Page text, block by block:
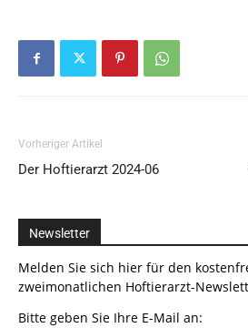
Vorheriger Artikel
Der Hoftierarzt 2024-06
Newsletter
Melden Sie sich hier für den
zweimonatlichen Hoftierarzt-
Bitte geben Sie Ihre E-Mail an: